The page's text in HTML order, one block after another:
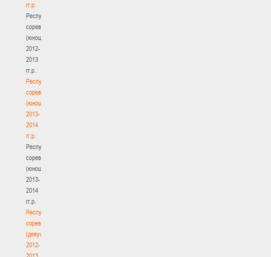
гг.р.
Республиканские
соревнования
(юноши)
2012-
2013
гг.р.
Республиканские
соревнования
(юноши)
2013-
2014
гг.р.
Республиканские
соревнования
(юноши)
2013-
2014
гг.р.
Республиканские
соревнования
(девушки)
2012-
2013